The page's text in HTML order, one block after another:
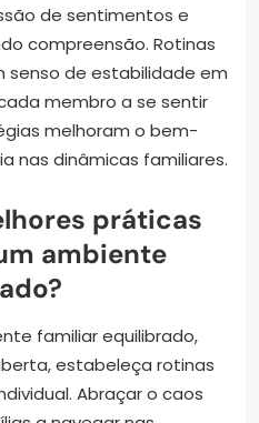
de sentimentos e
compreensão. Rotinas
senso de estabilidade em
membro a se sentir
melhoram o bem-
nas dinâmicas familiares.
práticas
ambiente
familiar equilibrado,
estabeleça rotinas
Abraçar o caos